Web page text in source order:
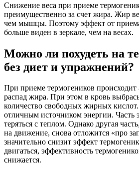
Снижение веса при приеме
преимущественно за счет жира. Жир
чем мышцы. Поэтому эффект от
больше виден в зеркале, чем на весах.
Можно ли похудеть на
без диет и упражнений?
При приеме термогеников
распад жира. При этом в кровь
количество свободных жирных
отличным источником энергии. Часть
теряться с теплом. Однако другая
на движение, снова отложится «про
значительно снизит эффект
двигаться, эффективность
снижается.